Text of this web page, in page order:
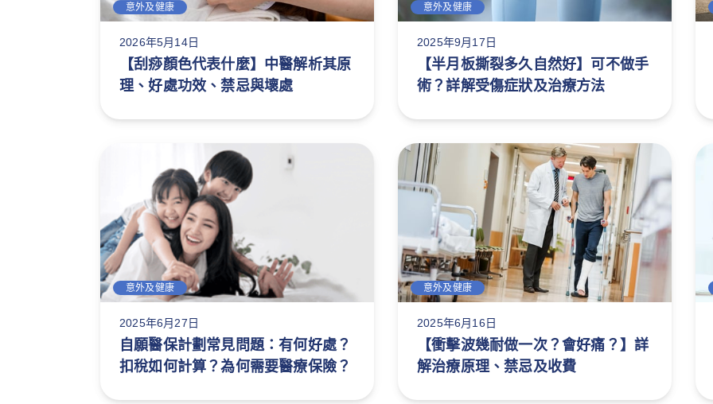
意外及健康
2026年5月14日
【刮痧顏色代表什麼】中醫解析其原
理、好處功效、禁忌與壞處
意外及健康
2025年9月17日
【半月板撕裂多久自然好】可不做手
術？詳解受傷症狀及治療方法
意外及健康
2025年6月27日
自願醫保計劃常見問題：有何好處？
扣稅如何計算？為何需要醫療保險？
意外及健康
2025年6月16日
【衝擊波幾耐做一次？會好痛？】詳
解治療原理、禁忌及收費